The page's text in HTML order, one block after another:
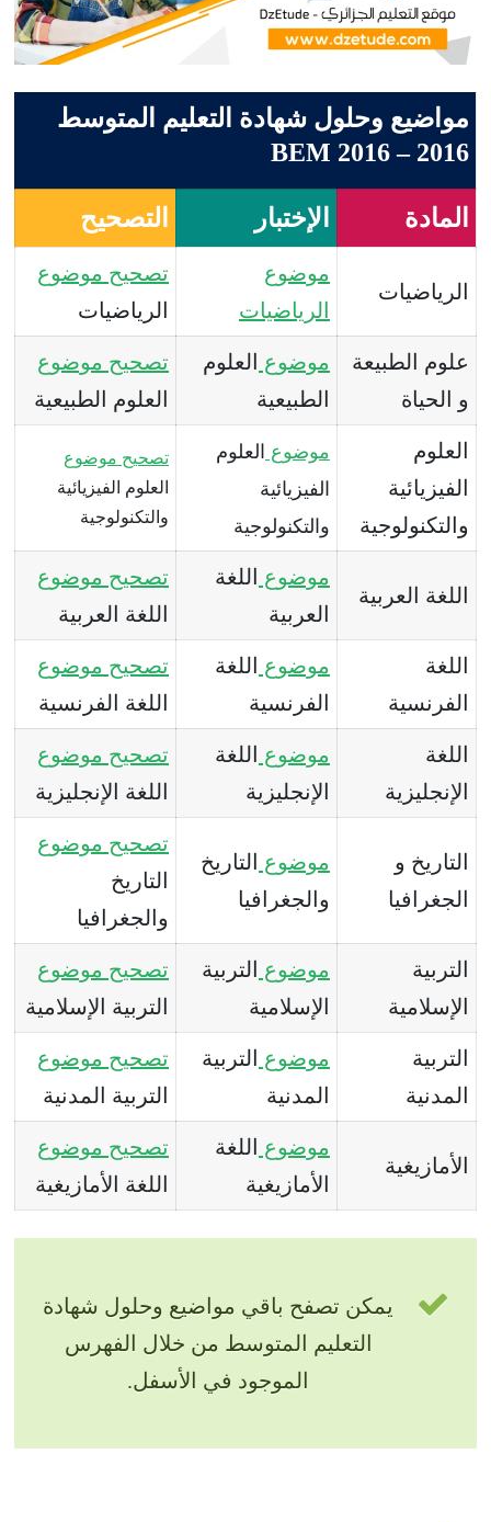
مواضيع وحلول شهادة التعليم المتوسط
2016 – BEM 2016
المادة الإختبار التصحيح
الرياضيات
موضوع
الرياضيات
تصحيح موضوع
الرياضيات
علوم الطبيعة
و الحياة
موضوع العلوم
الطبيعية
تصحيح موضوع
العلوم الطبيعية
العلوم
الفيزيائية
والتكنولوجية
موضوع العلوم
الفيزيائية
والتكنولوجية
تصحيح موضوع
العلوم الفيزيائية
والتكنولوجية
اللغة العربية
موضوع اللغة
العربية
تصحيح موضوع
اللغة العربية
اللغة
الفرنسية
موضوع اللغة
الفرنسية
تصحيح موضوع
اللغة الفرنسية
اللغة
الإنجليزية
موضوع اللغة
الإنجليزية
تصحيح موضوع
اللغة الإنجليزية
التاريخ و
الجغرافيا
موضوع التاريخ
والجغرافيا
تصحيح موضوع
التاريخ
والجغرافيا
التربية
الإسلامية
موضوع التربية
الإسلامية
تصحيح موضوع
التربية الإسلامية
التربية
المدنية
موضوع التربية
المدنية
تصحيح موضوع
التربية المدنية
الأمازيغية
موضوع اللغة
الأمازيغية
تصحيح موضوع
اللغة الأمازيغية
يمكن تصفح باقي مواضيع وحلول شهادة
التعليم المتوسط من خلال الفهرس
الموجود في الأسفل.